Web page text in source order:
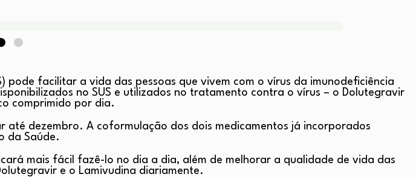
pode facilitar a vida das pessoas que vivem com o vírus da imunodeficiência
no SUS e utilizados no tratamento contra o vírus – o Dolutegravir
comprimido por dia.
até dezembro. A coformulação dos dois medicamentos já incorporados
da Saúde.
mais fácil fazê-lo no dia a dia, além de melhorar a qualidade de vida das
e o Lamivudina diariamente.